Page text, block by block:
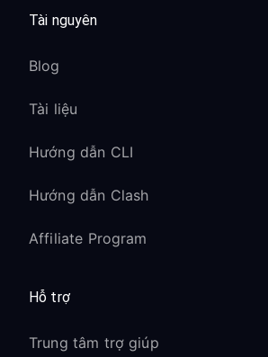
Tài nguyên
Blog
Tài liệu
Hướng dẫn CLI
Hướng dẫn Clash
Affiliate Program
Hỗ trợ
Trung tâm trợ giúp